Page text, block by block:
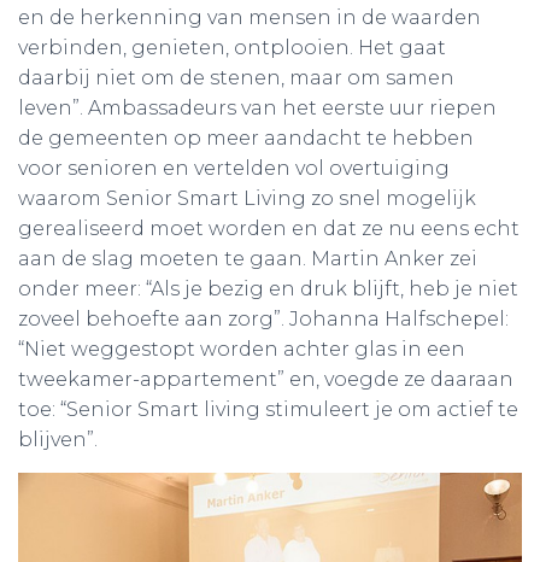
en de herkenning van mensen in de waarden
verbinden, genieten, ontplooien. Het gaat
daarbij niet om de stenen, maar om samen
leven”. Ambassadeurs van het eerste uur riepen
de gemeenten op meer aandacht te hebben
voor senioren en vertelden vol overtuiging
waarom Senior Smart Living zo snel mogelijk
gerealiseerd moet worden en dat ze nu eens echt
aan de slag moeten te gaan. Martin Anker zei
onder meer: “Als je bezig en druk blijft, heb je niet
zoveel behoefte aan zorg”. Johanna Halfschepel:
“Niet weggestopt worden achter glas in een
tweekamer-appartement” en, voegde ze daaraan
toe: “Senior Smart living stimuleert je om actief te
blijven”.